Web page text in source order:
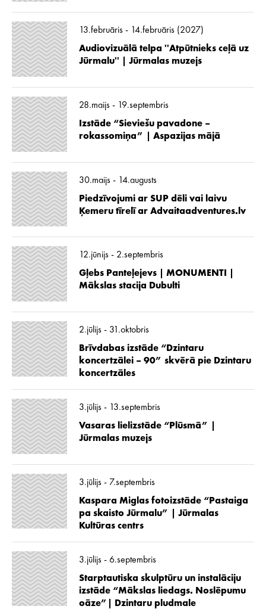
13.februāris - 14.februāris (2027)
Audiovizuālā telpa ''Atpūtnieks ceļā uz
Jūrmalu'' | Jūrmalas muzejs
28.maijs - 19.septembris
Izstāde “Sieviešu pavadone –
rokassomiņa” | Aspazijas mājā
30.maijs - 14.augusts
Piedzīvojumi ar SUP dēli vai laivu
Ķemeru tīrelī ar Advaitaadventures.lv
12.jūnijs - 2.septembris
Gļebs Panteļejevs | MONUMENTI |
Mākslas stacija Dubulti
2.jūlijs - 31.oktobris
Brīvdabas izstāde “Dzintaru
koncertzālei – 90” skvērā pie Dzintaru
koncertzāles
3.jūlijs - 13.septembris
Vasaras lielizstāde “Plūsmā” |
Jūrmalas muzejs
3.jūlijs - 7.septembris
Kaspara Miglas fotoizstāde “Pastaiga
pa skaisto Jūrmalu” | Jūrmalas
Kultūras centrs
3.jūlijs - 6.septembris
Starptautiska skulptūru un instalāciju
izstāde “Mākslas liedags. Noslēpumu
oāze”| Dzintaru pludmale